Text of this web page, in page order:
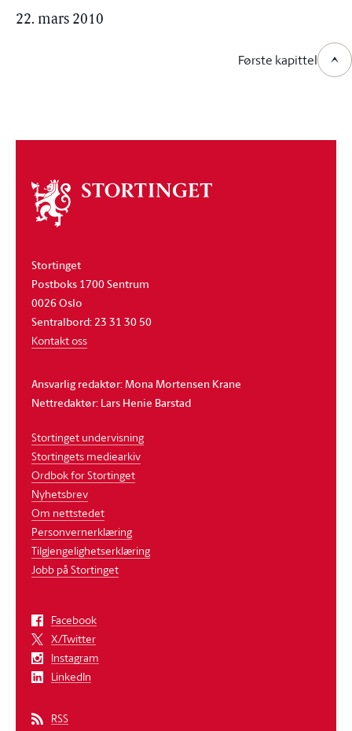
22. mars 2010
Første kapittel
Om
stortinget
Stortinget
Postboks 1700 Sentrum
0026 Oslo
Sentralbord: 23 31 30 50
Kontakt oss
Ansvarlig redaktør: Mona Mortensen Krane
Nettredaktør: Lars Henie Barstad
Stortinget undervisning
Stortingets mediearkiv
Ordbok for Stortinget
Nyhetsbrev
Om nettstedet
Personvernerklæring
Tilgjengelighetserklæring
Jobb på Stortinget
Facebook
X/Twitter
Instagram
LinkedIn
RSS